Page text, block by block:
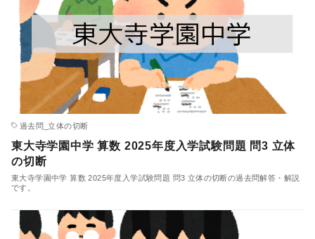
過去問_立体の切断
東大寺学園中学 算数 2025年度入学試験問題 問3 立体
の切断
東大寺学園中学 算数 2025年度入学試験問題 問3 立体の切断の過去問解答・解説
です。